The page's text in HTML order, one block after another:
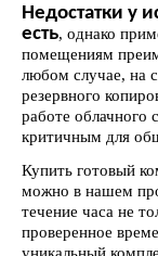
Недостатки у
есть, однако
помещениям
любом случае, на
резервного
работе облачного
критичным для
Купить готовый
можно в нашем
течение часа не
проверенное